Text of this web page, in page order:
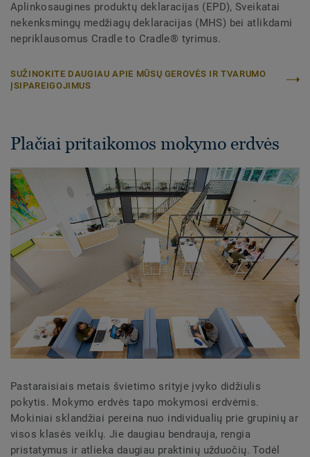
Aplinkosaugines produktų deklaracijas (EPD), Sveikatai
nekenksmingų medžiagų deklaracijas (MHS) bei atlikdami
nepriklausomus Cradle to Cradle® tyrimus.
SUŽINOKITE DAUGIAU APIE MŪSŲ GEROVĖS IR TVARUMO
ĮSIPAREIGOJIMUS
Plačiai pritaikomos mokymo erdvės
Pastaraisiais metais švietimo srityje įvyko didžiulis
pokytis. Mokymo erdvės tapo mokymosi erdvėmis.
Mokiniai sklandžiai pereina nuo individualių prie grupinių ar
visos klasės veiklų. Jie daugiau bendrauja, rengia
pristatymus ir atlieka daugiau praktinių užduočių. Todėl